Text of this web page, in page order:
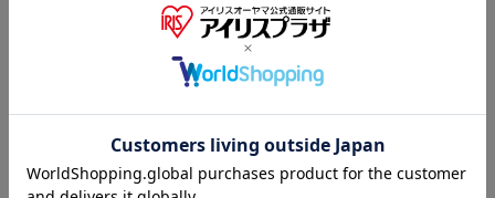
おやすみ中の摩擦や乾燥対策に。Siyolca（シヨルカ）ナイ
トキャップが新登場。 【髪と肌を守るナイトキャップ】 睡
眠時の髪と肌への乾燥ダメージ、髪の毛のもつれや摩擦から
髪を守る！朝まで優しくいたわるお助けアイテム。 【保湿
コラーゲン配合】 保湿コラーゲン成分を配合した、とろん
となめらかな生地感。デリケート肌の方も安心。 【締め付
け感がなくストレスフリー】 ストレッチ性があり、心地よ
くフィット。これ1枚で頭から首元までしっかり乾燥対策